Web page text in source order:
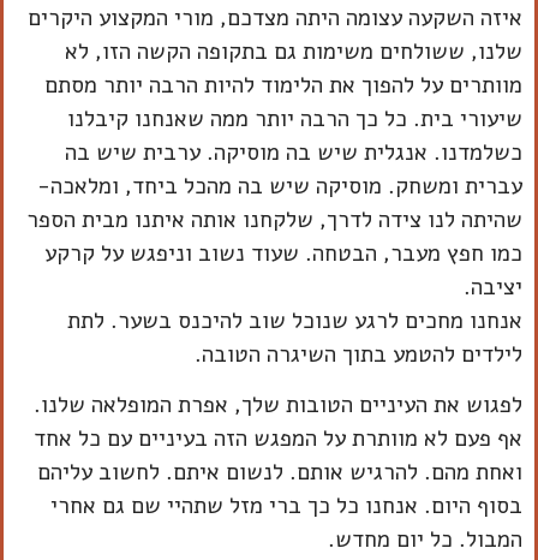
איזה השקעה עצומה היתה מצדכם, מורי המקצוע היקרים
שלנו, ששולחים משימות גם בתקופה הקשה הזו, לא
מוותרים על להפוך את הלימוד להיות הרבה יותר מסתם
שיעורי בית. כל כך הרבה יותר ממה שאנחנו קיבלנו
כשלמדנו. אנגלית שיש בה מוסיקה. ערבית שיש בה
עברית ומשחק. מוסיקה שיש בה מהכל ביחד, ומלאכה-
שהיתה לנו צידה לדרך, שלקחנו אותה איתנו מבית הספר
כמו חפץ מעבר, הבטחה. שעוד נשוב וניפגש על קרקע
יציבה.
אנחנו מחכים לרגע שנוכל שוב להיכנס בשער. לתת
לילדים להטמע בתוך השיגרה הטובה.
לפגוש את העיניים הטובות שלך, אפרת המופלאה שלנו.
אף פעם לא מוותרת על המפגש הזה בעיניים עם כל אחד
ואחת מהם. להרגיש אותם. לנשום איתם. לחשוב עליהם
בסוף היום. אנחנו כל כך ברי מזל שתהיי שם גם אחרי
המבול. כל יום מחדש.